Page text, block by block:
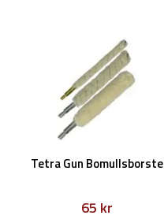
Tetra Gun Bomullsborste
65 kr